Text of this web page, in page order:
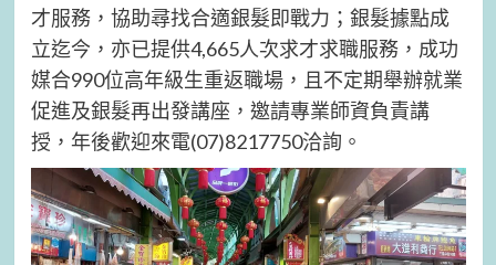
才服務，協助尋找合適銀髮即戰力；銀髮據點成
立迄今，亦已提供4,665人次求才求職服務，成功
媒合990位高年級生重返職場，且不定期舉辦就業
促進及銀髮再出發講座，邀請專業師資負責講
授，年後歡迎來電(07)8217750洽詢。